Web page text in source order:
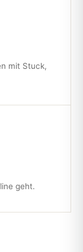
mit Stuck,
geht.